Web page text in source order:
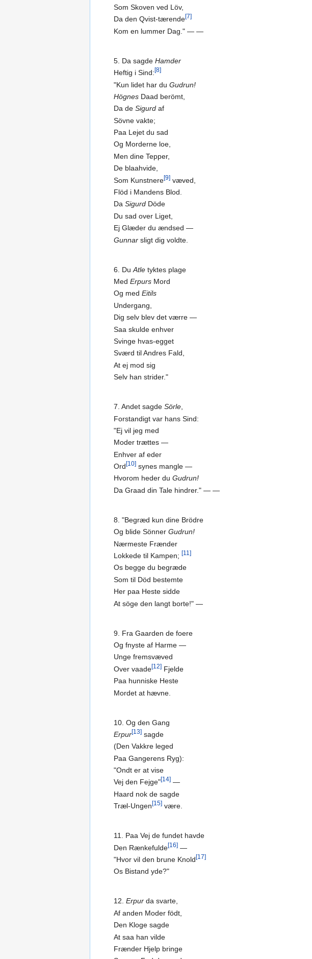
Som Skoven ved Löv,
Da den Qvist-tærende[7]
Kom en lummer Dag." — —
5. Da sagdeHamder
Heftig i Sind:[8]
"Kun lidet har duGudrun!
Högnes Daad berömt,
Da deSigurd af
Sövne vakte;
Paa Lejet du sad
Og Morderne loe,
Men dine Tepper,
De blaahvide,
Som Kunstnere[9] væved,
Flöd i Mandens Blod.
DaSigurd Döde
Du sad over Liget,
Ej Glæder du ændsed —
Gunnar sligt dig voldte.
6. DuAtle tyktes plage
MedErpurs Mord
Og medEitils
Undergang,
Dig selv blev det værre —
Saa skulde enhver
Svinge hvas-egget
Sværd til Andres Fald,
At ej mod sig
Selv han strider."
7. Andet sagdeSörle
Forstandigt var hans Sind:
"Ej vil jeg med
Moder trættes —
Enhver af eder
Ord[10] synes mangle —
Hvorom heder duGudrun!
Da Graad din Tale hindrer." — —
8. "Begræd kun dine Brödre
Og blide SönnerGudrun!
Nærmeste Frænder
Lokkede til Kampen;[11]
Os begge du begræde
Som til Död bestemte
Her paa Heste sidde
At söge den langt borte!" —
9. Fra Gaarden de foere
Og fnyste af Harme —
Unge fremsvæved
Over vaade[12] Fjelde
Paa hunniske Heste
Mordet at hævne.
10. Og den Gang
Erpur[13] sagde
(Den Vakkre leged
Paa Gangerens Ryg):
"Ondt er at vise
Vej den Fejge"[14] —
Haard nok de sagde
Træl-Ungen[15] være.
11. Paa Vej de fundet havde
Den Rænkefulde[16] —
"Hvor vil den brune Knold[17]
Os Bistand yde?"
12.Erpur da svarte,
Af anden Moder födt,
Den Kloge sagde
At saa han vilde
Frænder Hjelp bringe